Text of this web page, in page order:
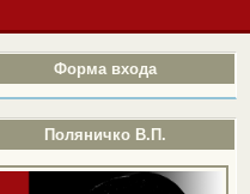
Форма входа
Поляничко В.П.